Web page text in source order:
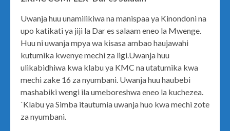
Uwanja huu unamilikiwa na manispaa ya Kinondoni na
upo katikati ya jiji la Dar es salaam eneo la Mwenge.
Huu ni uwanja mpya wa kisasa ambao haujawahi
kutumika kwenye mechi za ligi.Uwanja huu
ulikabidhiwa kwa klabu ya KMC na utatumika kwa
mechi zake 16 za nyumbani. Uwanja huu haubebi
mashabiki wengi ila umeboreshwa eneo la kuchezea.
`Klabu ya Simba itautumia uwanja huo kwa mechi zote
za nyumbani.